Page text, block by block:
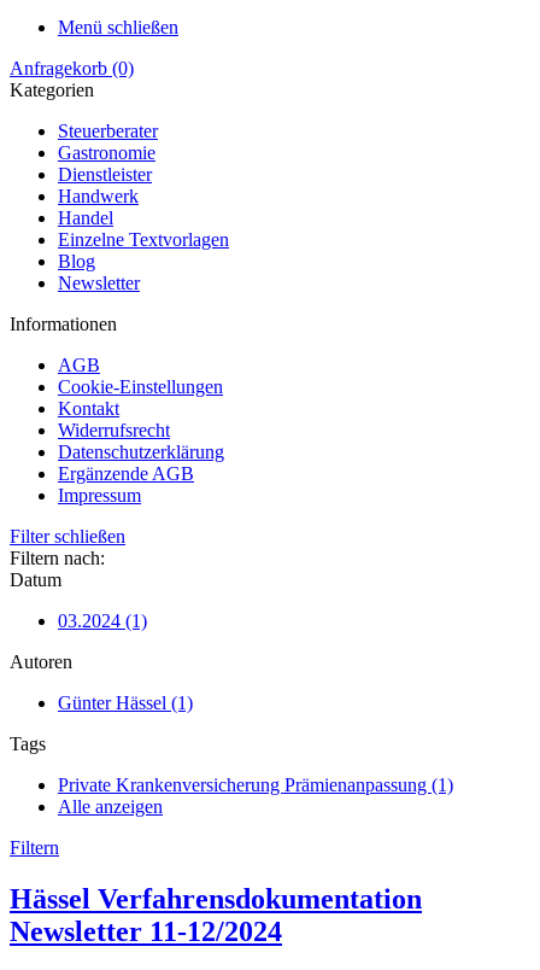
Menü schließen
Anfragekorb (0)
Kategorien
Steuerberater
Gastronomie
Dienstleister
Handwerk
Handel
Einzelne Textvorlagen
Blog
Newsletter
Informationen
AGB
Cookie-Einstellungen
Kontakt
Widerrufsrecht
Datenschutzerklärung
Ergänzende AGB
Impressum
Filter schließen
Filtern nach:
Datum
03.2024 (1)
Autoren
Günter Hässel (1)
Tags
Private Krankenversicherung Prämienanpassung (1)
Alle anzeigen
Filtern
Hässel Verfahrensdokumentation
Newsletter 11-12/2024